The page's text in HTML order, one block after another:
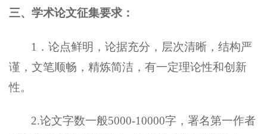
三、学术论文征集要求：
1．论点鲜明，论据充分，层次清晰，结构严
谨，文笔顺畅，精炼简洁，有一定理论性和创新
性。
2.论文字数一般5000-10000字，署名第一作者